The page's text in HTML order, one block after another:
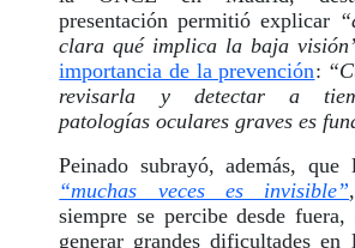
presentación permitió explicar
clara qué implica la baja
importancia de la prevención:
revisarla y detectar a
patologías oculares graves es
Peinado subrayó, además,
“muchas veces es invisible”
siempre se percibe desde fuera,
generar grandes dificultades